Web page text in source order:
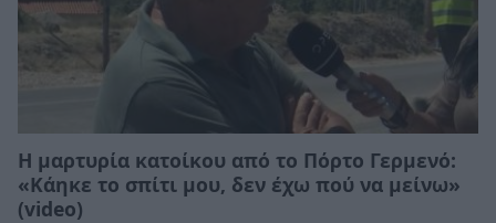
Η μαρτυρία κατοίκου από το Πόρτο Γερμενό:
«Κάηκε το σπίτι μου, δεν έχω πού να μείνω»
(video)